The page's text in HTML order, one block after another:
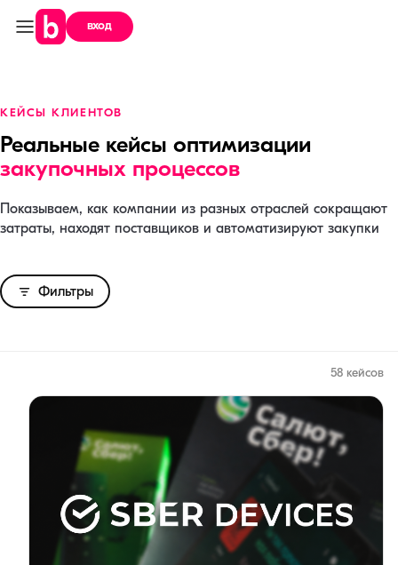
вход
КЕЙСЫ КЛИЕНТОВ
Реальные кейсы оптимизации
закупочных процессов
Показываем, как компании из разных отраслей сокращают
затраты, находят поставщиков и автоматизируют закупки
Фильтры
58 кейсов